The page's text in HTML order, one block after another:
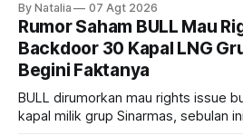
estate, ada siapa saja mereka?
By Natalia 07 Agt 2026
Rumor Saham BULL Mau
Backdoor 30 Kapal LNG
Begini Faktanya
BULL dirumorkan mau rights issue
kapal milik grup Sinarmas, sebulan